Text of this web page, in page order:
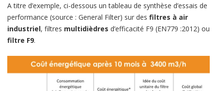
A titre d’exemple, ci-dessous un tableau de synthèse d’essais de
performance (source : General Filter) sur des filtres à air
industriel, filtres multidièdres d’efficacité F9 (EN779 :2012) ou
filtre F9.